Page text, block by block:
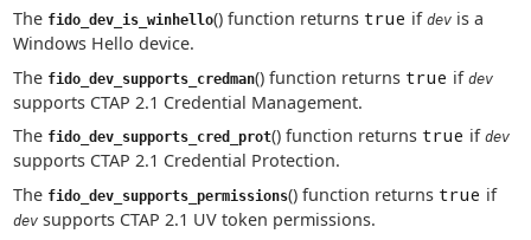
The fido_dev_is_winhello() function returns true if devis a
Windows Hello device.
The fido_dev_supports_credman() function returns true if dev
supports CTAP 2.1 Credential Management.
The fido_dev_supports_cred_prot() function returns true if dev
supports CTAP 2.1 Credential Protection.
The fido_dev_supports_permissions() function returns true if
devsupports CTAP 2.1 UV token permissions.